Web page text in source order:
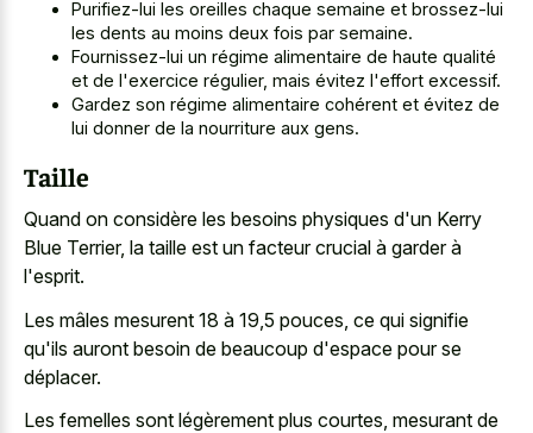
Purifiez-lui les oreilles chaque semaine et brossez-lui
les dents au moins deux fois par semaine.
Fournissez-lui un régime alimentaire de haute qualité
et de l'exercice régulier, mais évitez l'effort excessif.
Gardez son régime alimentaire cohérent et évitez de
lui donner de la nourriture aux gens.
Taille
Quand on considère les besoins physiques d'un Kerry
Blue Terrier, la taille est un facteur crucial à garder à
l'esprit.
Les mâles mesurent 18 à 19,5 pouces, ce qui signifie
qu'ils auront besoin de beaucoup d'espace pour se
déplacer.
Les femelles sont légèrement plus courtes, mesurant de